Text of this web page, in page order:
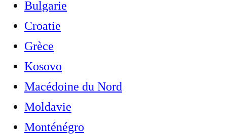
Bulgarie
Croatie
Grèce
Kosovo
Macédoine du Nord
Moldavie
Monténégro